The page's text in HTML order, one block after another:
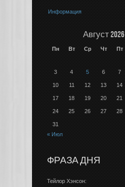
Информация
Август 2026
Пн Вт Ср Чт Пт
3 4 5 6 7
10 11 12 13 14
17 18 19 20 21
24 25 26 27 28
31
« Июл
ФРАЗА ДНЯ
Тейлор Хэнсон: